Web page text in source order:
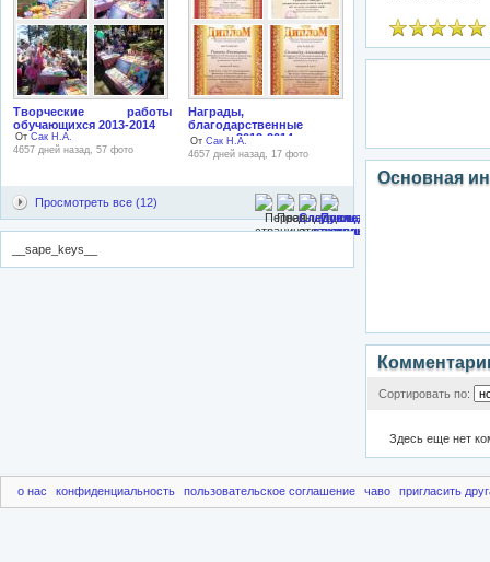
Творческие работы
обучающихся 2013-2014
От Сак Н.А.
4657 дней назад, 57 фото
Награды,
благодарственные
письма 2013-2014
От Сак Н.А.
4657 дней назад, 17 фото
Просмотреть все (12)
__sape_keys__
Основная
Сортировать по:
Здесь еще нет
о нас конфиденциальность пользовательское соглашение чаво пригласить